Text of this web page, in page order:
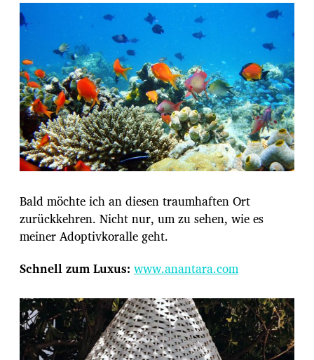
Bald möchte ich an diesen traumhaften Ort
zurückkehren. Nicht nur, um zu sehen, wie es
meiner Adoptivkoralle geht.
Schnell zum Luxus: www.anantara.com